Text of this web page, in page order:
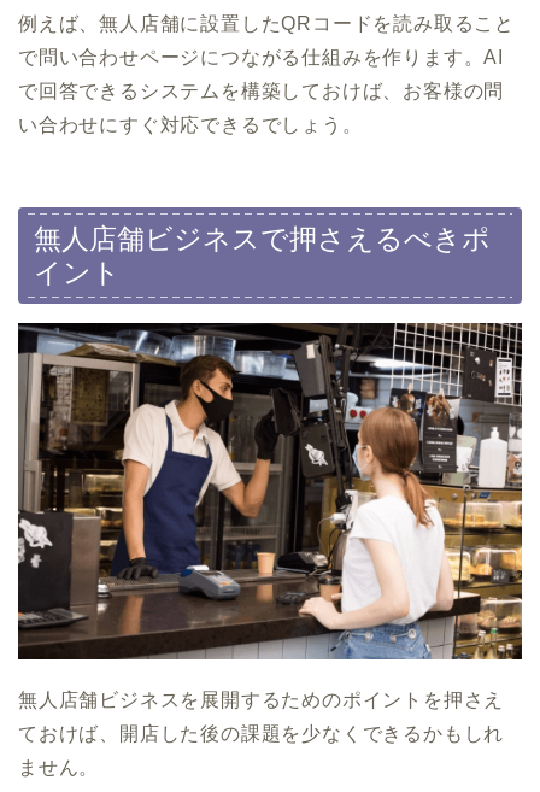
例えば、無人店舗に設置したQRコードを読み取ること
で問い合わせページにつながる仕組みを作ります。AI
で回答できるシステムを構築しておけば、お客様の問
い合わせにすぐ対応できるでしょう。
無人店舗ビジネスで押さえるべきポ
イント
無人店舗ビジネスを展開するためのポイントを押さえ
ておけば、開店した後の課題を少なくできるかもしれ
ません。